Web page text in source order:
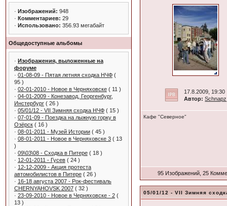
· Изображений: 948
· Комментариев: 29
· Использовано: 356.93 мегабайт
Общедоступные альбомы
· Изображения, выложенные на
форуме
· 01-08-09 - Пятая летняя сходка НЧФ(
95 )
· 02-01-2010 - Новое в Черняховске( 11 )
· 04-01-2009 - Конезавод, Георгенбург,
Инстербург( 26 )
· 05/01/12 - VII Зимняя сходка НЧФ( 15 )
· 07-01-09 - Поездка на лыжную горку в
Озёрск( 16 )
· 08-01-2011 - Музей Истории( 45 )
· 08-01-2011 - Новое в Черняховске 3( 13
)
· 09\03\08 - Сходка в Питере( 18 )
· 12-01-2011 - Гусев( 24 )
· 12-12-2009 - Акция протеста
автомобилистов в Питере( 26 )
· 16-18 августа 2007 - Рок-фестиваль
CHERNYAHOVSK 2007( 32 )
· 23-09-2010 - Новое в Черняховске - 2(
13 )
17.8.2009, 19:30
Автор: Schnapz
Кафе "Северное"
95 Изображений, 25
05/01/12 - VII Зимняя